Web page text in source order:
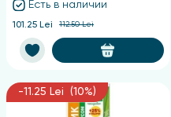
Есть в наличии
101.25 Lei 112.50 Lei
-11.25 Lei (10%)